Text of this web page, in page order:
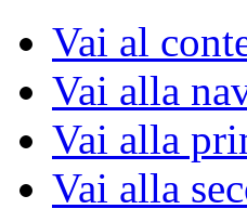
Vai al
Vai alla
Vai alla
Vai alla